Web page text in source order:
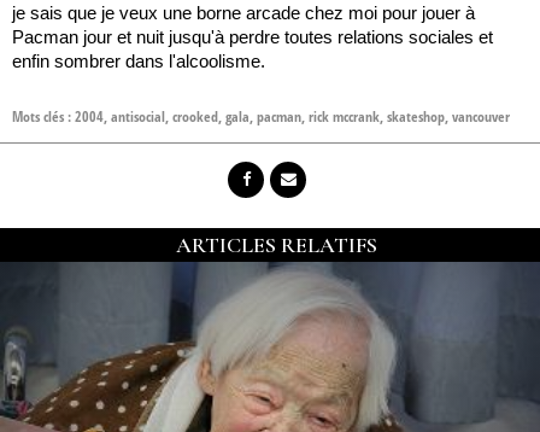
je sais que je veux une borne arcade chez moi pour jouer à
Pacman jour et nuit jusqu'à perdre toutes relations sociales et
enfin sombrer dans l'alcoolisme.
Mots clés :2004,antisocial,crooked,gala,pacman,rick mccrank,skateshop,vancouver
ARTICLES RELATIFS